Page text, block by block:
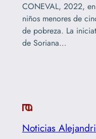
CONEVAL, 2022,
niños menores de
de pobreza. La
de Soriana…
Noticias